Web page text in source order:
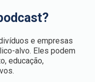
e empresas
alvo. Eles podem
educação,